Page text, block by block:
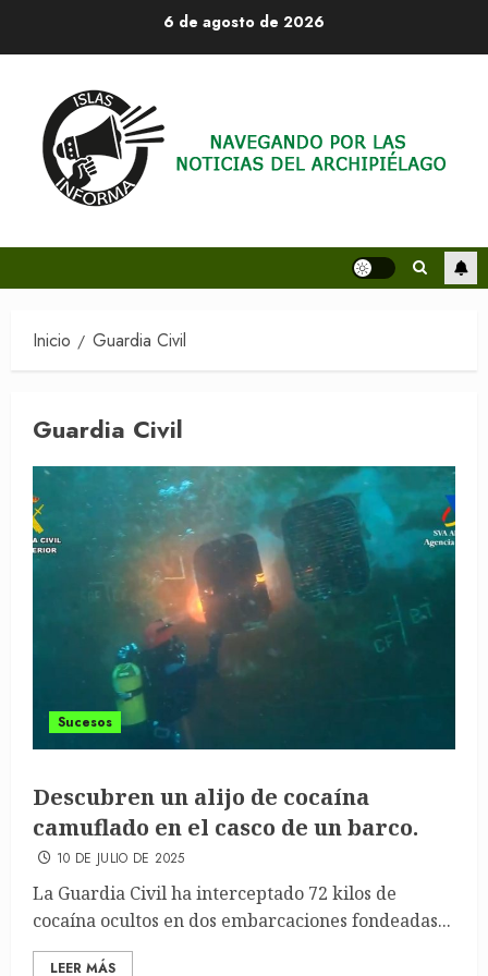
6 de agosto de 2026
Inicio Guardia Civil
Guardia Civil
Sucesos
Descubren un alijo de cocaína
camuflado en el casco de un barco.
10 DE JULIO DE 2025
La Guardia Civil ha interceptado 72 kilos de
cocaína ocultos en dos embarcaciones fondeadas...
LEER MÁS